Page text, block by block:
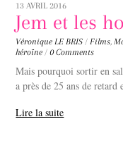
13 AVRIL 2016
Jem et les
Véronique LE BRIS / Films,
héroïne / 0 Comments
Mais pourquoi sortir en
a près de 25 ans de
Lire la suite